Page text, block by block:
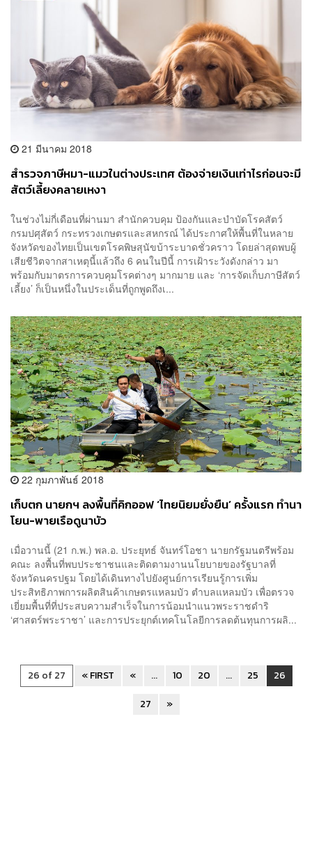
21 มีนาคม 2018
สำรวจภาษีหมา-แมวในต่างประเทศ ต้องจ่ายเงินเท่าไรก่อนจะมี
สัตว์เลี้ยงคลายเหงา
ในช่วงไม่กี่เดือนที่ผ่านมา สำนักควบคุม ป้องกันและบำบัดโรคสัตว์
กรมปศุสัตว์ กระทรวงเกษตรและสหกรณ์ ได้ประกาศให้พื้นที่ในหลาย
จังหวัดของไทยเป็นเขตโรคพิษสุนัขบ้าระบาดชั่วคราว โดยล่าสุดพบผู้
เสียชีวิตจากสาเหตุนี้แล้วถึง 6 คนในปีนี้ การเฝ้าระวังดังกล่าว มา
พร้อมกับมาตรการควบคุมโรคต่างๆ มากมาย และ ‘การจัดเก็บภาษีสัตว์
เลี้ยง’ ก็เป็นหนึ่งในประเด็นที่ถูกพูดถึงเ...
22 กุมภาพันธ์ 2018
เก็บตก นายกฯ ลงพื้นที่คิกออฟ ‘ไทยนิยมยั่งยืน’ ครั้งแรก ทำนา
โยน-พายเรือดูนาบัว
เมื่อวานนี้ (21 ก.พ.) พล.อ. ประยุทธ์ จันทร์โอชา นายกรัฐมนตรีพร้อม
คณะ ลงพื้นที่พบประชาชนและติดตามงานนโยบายของรัฐบาลที่
จังหวัดนครปฐม โดยได้เดินทางไปยังศูนย์การเรียนรู้การเพิ่ม
ประสิทธิภาพการผลิตสินค้าเกษตรแหลมบัว ตำบลแหลมบัว เพื่อตรวจ
เยี่ยมพื้นที่ที่ประสบความสำเร็จในการน้อมนำแนวพระราชดำริ
‘ศาสตร์พระราชา’ และการประยุกต์เทคโนโลยีการลดต้นทุนการผลิ...
26 of 27 « FIRST « ... 10 20 ... 25
26
27
»